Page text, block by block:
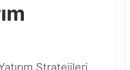
Stratejileri